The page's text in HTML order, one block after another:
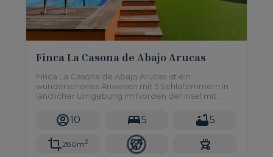
Finca La Casona de Abajo Arucas
Finca La Casona de Abajo Arucas ist ein
wunderschönes Anwesen mit 5 Schlafzimmern in
ländlicher Umgebung im Norden der Insel mit
Sie benötigen.
10 5 5
280m2